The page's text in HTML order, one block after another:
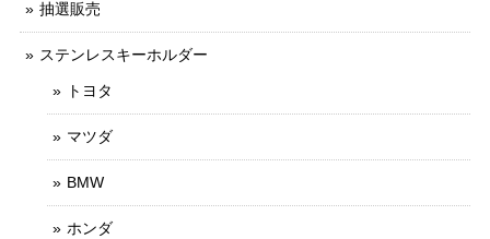
抽選販売
ステンレスキーホルダー
トヨタ
マツダ
BMW
ホンダ